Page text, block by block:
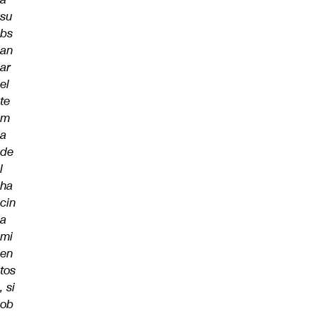
su
bs
an
ar
el
te
m
a
de
l
ha
cin
a
mi
en
tos
, si
ob